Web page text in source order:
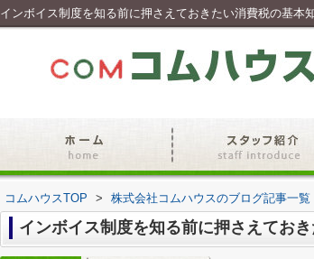
インボイス制度を知る前に押さえておきたい消費税の基本
コムハウスTOP > 株式会社コムハウスのブログ記事一覧
インボイス制度を知る前に押さえてお